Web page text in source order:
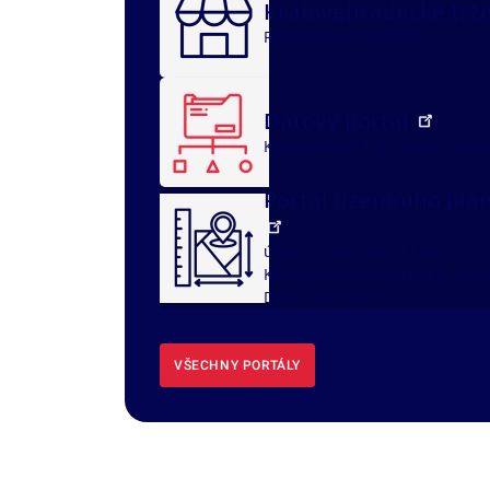
Královéhradecké
Registrace
Datový portál
Kraj v datech
Portál územního
územní plány obcí
Královéhradeckého kraje -
DMVS, část ÚAP
VŠECHNY PORTÁLY